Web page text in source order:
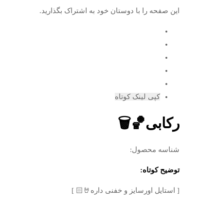
این صفحه را با دوستان خود به اشتراک بگذارید.
کپی لینک کوتاه
رکابی🏀🗑
شناسه محصول:
توضیح کوتاه:
[ استایل اورسایز و خفنی داره🤘🏻 ]